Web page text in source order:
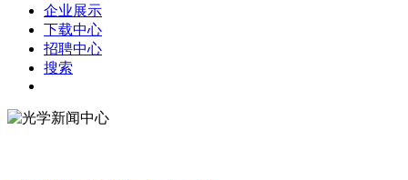
企业展示
下载中心
招聘中心
搜索